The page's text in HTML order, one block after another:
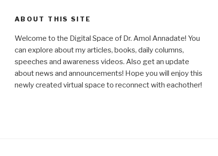
ABOUT THIS SITE
Welcome to the Digital Space of Dr. Amol Annadate! You
can explore about my articles, books, daily columns,
speeches and awareness videos. Also get an update
about news and announcements! Hope you will enjoy this
newly created virtual space to reconnect with eachother!